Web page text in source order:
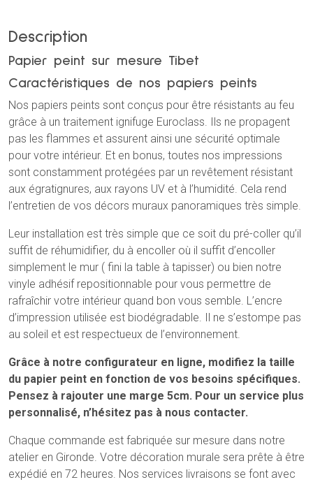
Description
Papier peint sur mesure Tibet
Caractéristiques de nos papiers peints
Nos papiers peints sont conçus pour être résistants au feu
grâce à un traitement ignifuge Euroclass. Ils ne propagent
pas les flammes et assurent ainsi une sécurité optimale
pour votre intérieur. Et en bonus, toutes nos impressions
sont constamment protégées par un revêtement résistant
aux égratignures, aux rayons UV et à l’humidité. Cela rend
l’entretien de vos décors muraux panoramiques très simple.
Leur installation est très simple que ce soit du pré-coller qu’il
suffit de réhumidifier, du à encoller où il suffit d’encoller
simplement le mur ( fini la table à tapisser) ou bien notre
vinyle adhésif repositionnable pour vous permettre de
rafraîchir votre intérieur quand bon vous semble. L’encre
d’impression utilisée est biodégradable. Il ne s’estompe pas
au soleil et est respectueux de l’environnement.
Grâce à notre configurateur en ligne, modifiez la taille
du papier peint en fonction de vos besoins spécifiques.
Pensez à rajouter une marge 5cm. Pour un service plus
personnalisé, n’hésitez pas à nous contacter.
Chaque commande est fabriquée sur mesure dans notre
atelier en Gironde. Votre décoration murale sera prête à être
expédié en 72 heures. Nos services livraisons se font avec